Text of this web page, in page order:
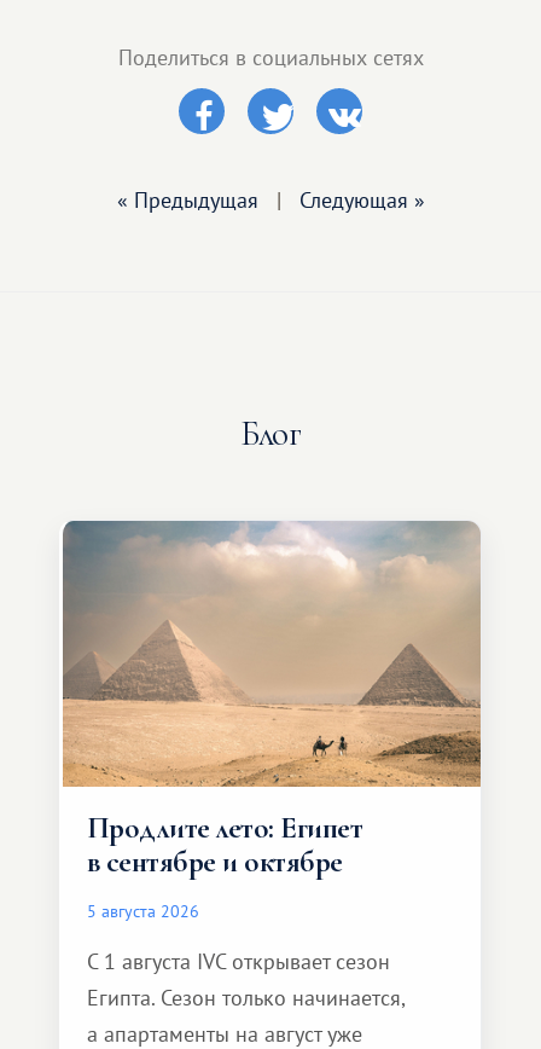
Поделиться в социальных сетях
« Предыдущая | Следующая »
Блог
Продлите лето: Египет
в сентябре и октябре
5 августа 2026
С 1 августа IVC открывает сезон
Египта. Сезон только начинается,
а апартаменты на август уже